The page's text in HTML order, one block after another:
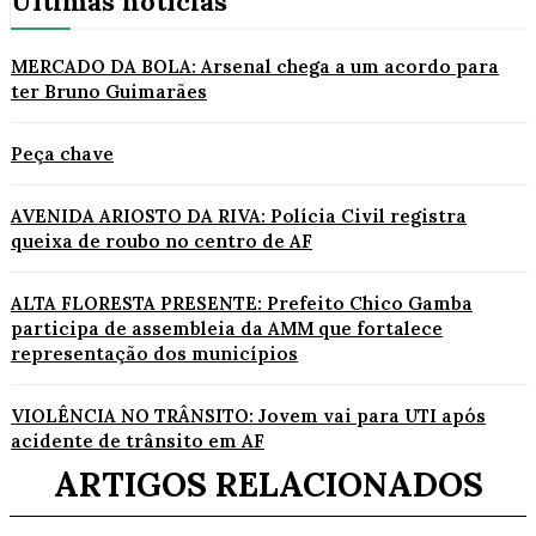
MERCADO DA BOLA: Arsenal chega a um acordo para
ter Bruno Guimarães
Peça chave
AVENIDA ARIOSTO DA RIVA: Polícia Civil registra
queixa de roubo no centro de AF
ALTA FLORESTA PRESENTE: Prefeito Chico Gamba
participa de assembleia da AMM que fortalece
representação dos municípios
VIOLÊNCIA NO TRÂNSITO: Jovem vai para UTI após
acidente de trânsito em AF
ARTIGOS RELACIONADOS